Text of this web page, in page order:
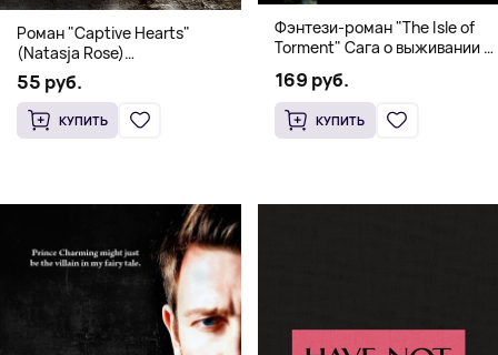
Роман "Captive Hearts"
(Natasja Rose)
Романтическое фэнтези
55 руб.
КУПИТЬ
Фэнтези-роман "The Isle of
Torment" Сага о выживании и
169 руб.
КУПИТЬ